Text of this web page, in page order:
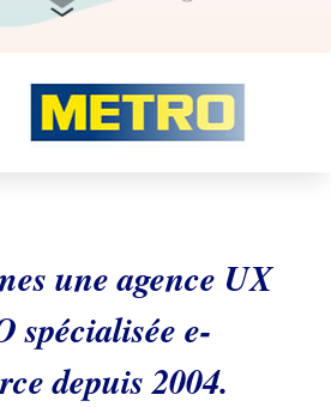
une agence UX
spécialisée e-
depuis 2004.